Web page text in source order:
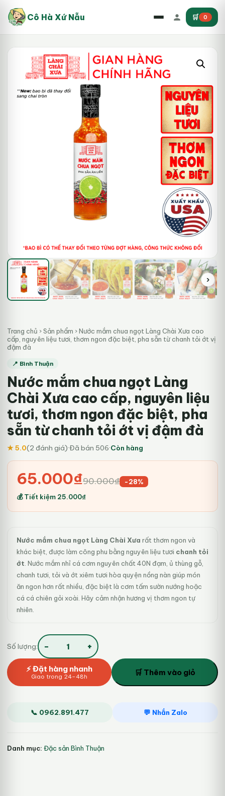
Cô Hà Xứ Nẫu 🛒 0
›
Trang chủ ›Sản phẩm ›Nước mắm chua ngọt Làng Chài Xưa cao
cấp, nguyên liệu tươi, thơm ngon đặc biệt, pha sẵn từ chanh tỏi ớt vị
đậm đà
📍 Bình Thuận
Nước mắm chua ngọt Làng
Chài Xưa cao cấp, nguyên liệu
tươi, thơm ngon đặc biệt, pha
sẵn từ chanh tỏi ớt vị đậm đà
★ 5.0(2 đánh giá)·Đã bán 506·Còn hàng
90.000₫
Giá
gốc
là:
90.000₫.
65.000₫
Giá
hiện
tại
là:
65.000₫.
-28%
💰 Tiết kiệm 25.000₫
Nước mắm chua ngọt Làng Chài Xưa rất thơm ngon và
khác biệt, được làm công phu bằng nguyên liệu tươi chanh tỏi
ớt . Nước mắm nhỉ cá cơm nguyên chất 40N đạm, ủ thùng gỗ,
chanh tươi, tỏi và ớt xiêm tươi hòa quyện nồng nàn giúp món
ăn ngon hơn rất nhiều, đặc biệt là cơm tấm sườn nướng hoặc
cá cá chiên gỏi xoài. Hãy cảm nhận hương vị thơm ngon tự
nhiên.
Số lượng:Nước
mắm
chua
ngọt
Xưa
liệu
− +
🛒 Thêm vào giỏ
⚡ Đặt hàng nhanh
Giao trong 24–48h
📞 0962.891.477 💬 Nhắn Zalo
Danh mục: Đặc sản Bình Thuận